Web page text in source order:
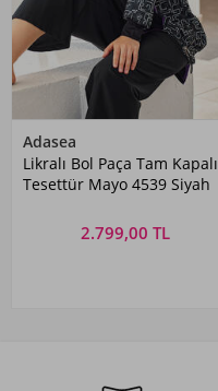
Adasea
Likralı Bol Paça Tam Kapalı
Tesettür Mayo 4539 Siyah
2.799,00 TL